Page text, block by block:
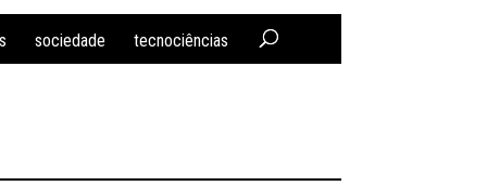
sociedade tecnociências